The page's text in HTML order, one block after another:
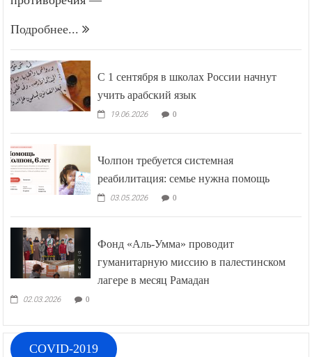
Подробнее...
С 1 сентября в школах России начнут
учить арабский язык
19.06.2026 0
Чолпон требуется системная
реабилитация: семье нужна помощь
03.05.2026 0
Фонд «Аль-Умма» проводит
гуманитарную миссию в палестинском
лагере в месяц Рамадан
02.03.2026 0
COVID-2019